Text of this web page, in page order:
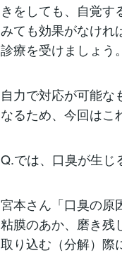
きをしても、自覚す
みても効果がなけれ
診療を受けましょう。
自力で対応が可能な
なるため、今回はこ
Q.では、口臭が生じ
宮本さん「口臭の原
粘膜のあか、磨き残
取り込む（分解）際